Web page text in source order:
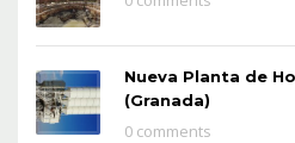
Nueva Planta de
(Granada)
0 comments